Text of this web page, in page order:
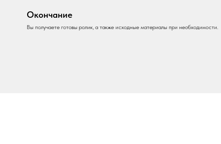
Окончание
Вы получаете готовы ролик, а также исходные материалы при необходимости.